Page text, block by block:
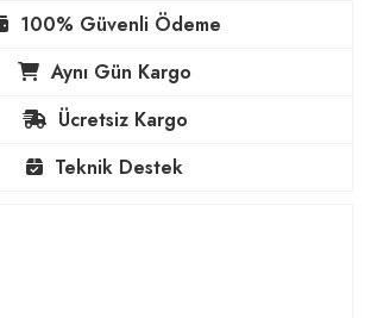
100% Güvenli Ödeme
Aynı Gün Kargo
Ücretsiz Kargo
Teknik Destek